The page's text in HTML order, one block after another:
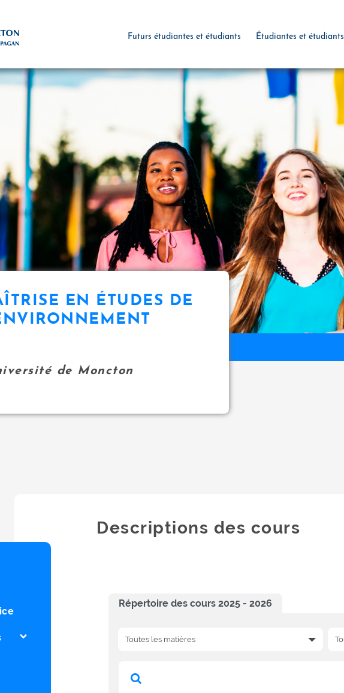
Futurs étudiantes et étudiants Étudiantes et étudiants
EN ÉTUDES DE
de Moncton
Descriptions des cours
Répertoire des cours 2025 - 2026